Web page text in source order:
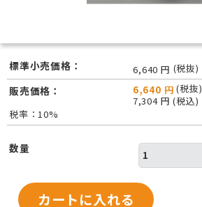
標準小売価格： 6,640 円 (税抜)
販売価格： 6,640 円 (税抜)
7,304 円 (税込)
税率：10%
数量